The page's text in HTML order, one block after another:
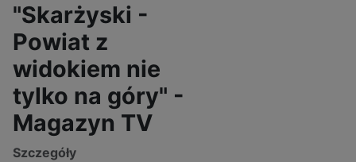
"Skarżyski -
Powiat z
widokiem nie
tylko na góry" -
Magazyn TV
Szczegóły